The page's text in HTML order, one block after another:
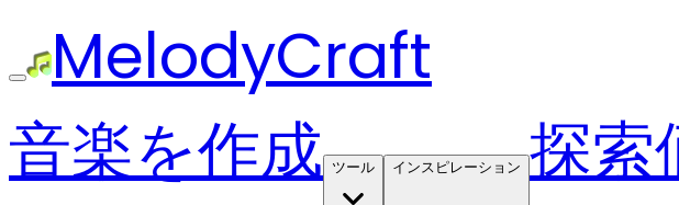
MelodyCraft
音楽を作成 ツール インスピレーション 探索